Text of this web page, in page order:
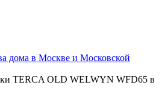
дома в Москве и Московской
TERCA OLD WELWYN WFD65 в